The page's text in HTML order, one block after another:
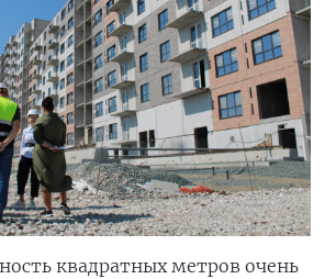
квадратных метров очень